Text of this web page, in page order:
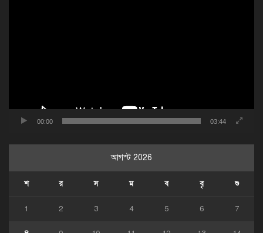
00:00 03:44
আগস্ট 2026
শ র স ম ব বৃ শু
1 2 3 4 5 6 7